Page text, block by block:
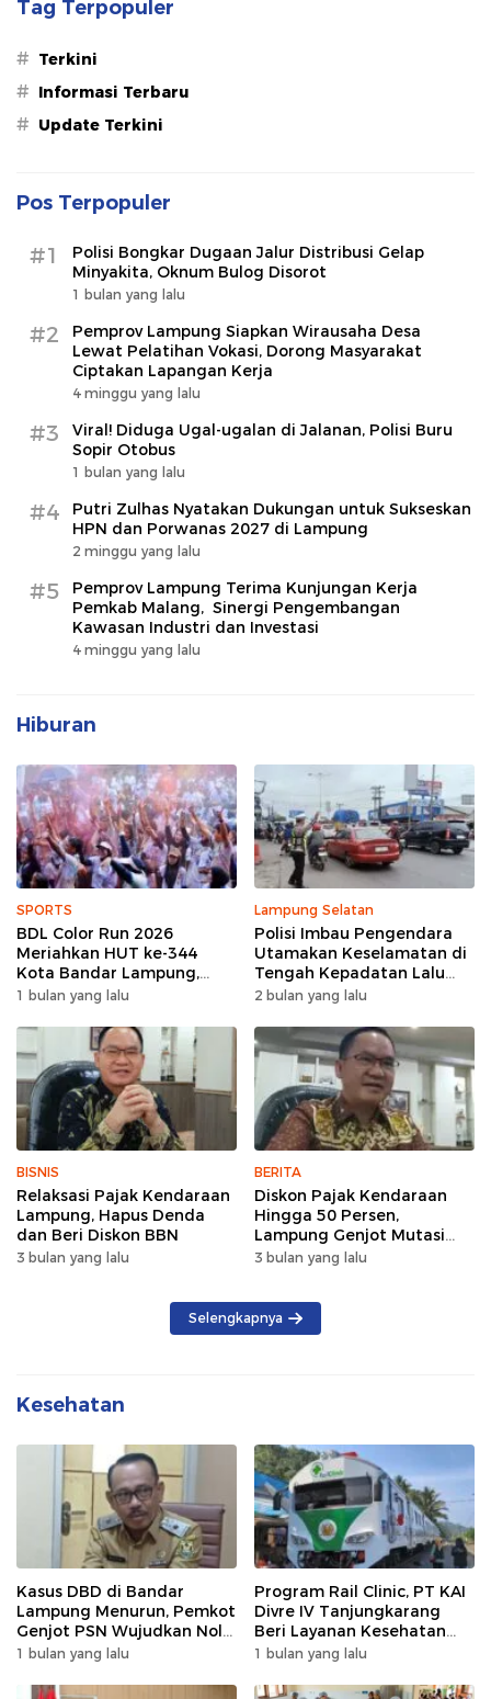
Tag Terpopuler
# Terkini
# Informasi Terbaru
# Update Terkini
Pos Terpopuler
#1
Polisi Bongkar Dugaan Jalur Distribusi Gelap
Minyakita, Oknum Bulog Disorot
1 bulan yang lalu
#2
Pemprov Lampung Siapkan Wirausaha Desa
Lewat Pelatihan Vokasi, Dorong Masyarakat
Ciptakan Lapangan Kerja
4 minggu yang lalu
#3
Viral! Diduga Ugal-ugalan di Jalanan, Polisi Buru
Sopir Otobus
1 bulan yang lalu
#4
Putri Zulhas Nyatakan Dukungan untuk Sukseskan
HPN dan Porwanas 2027 di Lampung
2 minggu yang lalu
#5
Pemprov Lampung Terima Kunjungan Kerja
Pemkab Malang, Sinergi Pengembangan
Kawasan Industri dan Investasi
4 minggu yang lalu
Hiburan
SPORTS
BDL Color Run 2026
Meriahkan HUT ke-344
Kota Bandar Lampung,
Wujud Semangat Sehat
1 bulan yang lalu
Lampung Selatan
Polisi Imbau Pengendara
Utamakan Keselamatan di
Tengah Kepadatan Lalu
Lintas Pagi Hari
2 bulan yang lalu
BISNIS
Relaksasi Pajak Kendaraan
Lampung, Hapus Denda
dan Beri Diskon BBN
3 bulan yang lalu
BERITA
Diskon Pajak Kendaraan
Hingga 50 Persen,
Lampung Genjot Mutasi
Kendaraan Luar Daerah
3 bulan yang lalu
Selengkapnya
Kesehatan
Kasus DBD di Bandar
Lampung Menurun, Pemkot
Genjot PSN Wujudkan Nol
Kematian
1 bulan yang lalu
Program Rail Clinic, PT KAI
Divre IV Tanjungkarang
Beri Layanan Kesehatan
Gratis 250 Warga
1 bulan yang lalu